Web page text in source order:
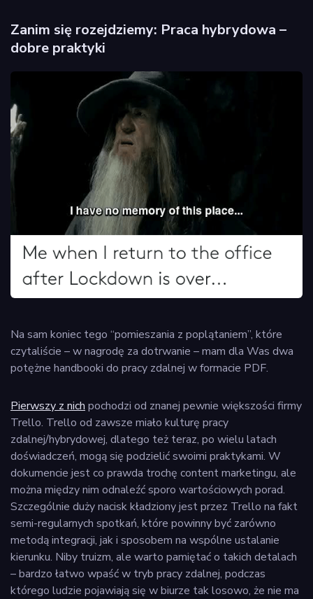
Zanim się rozejdziemy: Praca hybrydowa –
dobre praktyki
Na sam koniec tego “pomieszania z poplątaniem”, które
czytaliście – w nagrodę za dotrwanie – mam dla Was dwa
potężne handbooki do pracy zdalnej w formacie PDF.
Pierwszy z nich pochodzi od znanej pewnie większości firmy
Trello. Trello od zawsze miało kulturę pracy
zdalnej/hybrydowej, dlatego też teraz, po wielu latach
doświadczeń, mogą się podzielić swoimi praktykami. W
dokumencie jest co prawda trochę content marketingu, ale
można między nim odnaleźć sporo wartościowych porad.
Szczególnie duży nacisk kładziony jest przez Trello na fakt
semi-regularnych spotkań, które powinny być zarówno
metodą integracji, jak i sposobem na wspólne ustalanie
kierunku. Niby truizm, ale warto pamiętać o takich detalach
– bardzo łatwo wpaść w tryb pracy zdalnej, podczas
którego ludzie pojawiają się w biurze tak losowo, że nie ma